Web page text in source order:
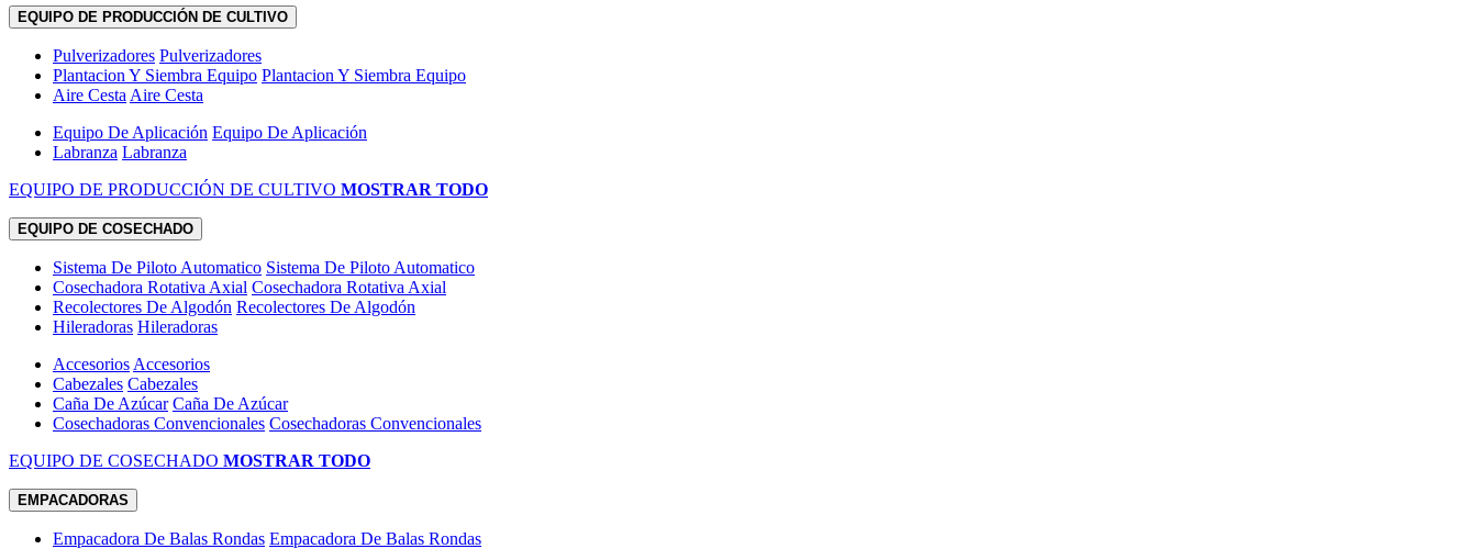
EQUIPO DE PRODUCCIÓN DE CULTIVO
Pulverizadores Pulverizadores
Plantacion Y Siembra Equipo Plantacion Y Siembra Equipo
Aire Cesta Aire Cesta
Equipo De Aplicación Equipo De Aplicación
Labranza Labranza
EQUIPO DE PRODUCCIÓN DE CULTIVO MOSTRAR TODO
EQUIPO DE COSECHADO
Sistema De Piloto Automatico Sistema De Piloto Automatico
Cosechadora Rotativa Axial Cosechadora Rotativa Axial
Recolectores De Algodón Recolectores De Algodón
Hileradoras Hileradoras
Accesorios Accesorios
Cabezales Cabezales
Caña De Azúcar Caña De Azúcar
Cosechadoras Convencionales Cosechadoras Convencionales
EQUIPO DE COSECHADO MOSTRAR TODO
EMPACADORAS
Empacadora De Balas Rondas Empacadora De Balas Rondas